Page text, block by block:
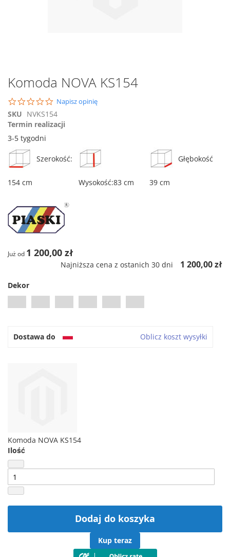
Przejdź
na
początek
galerii
Komoda NOVA KS154
0.0
star
rating
Napisz opinię
SKU NVKS154
Termin realizacji
3-5 tygodni
Szerokość:
154 cm Wysokość:83 cm
Głębokość
39 cm
Już od 1 200,00 zł
Najniższa cena z ostanich 30 dni 1 200,00 zł
Dekor
Dostawa do Oblicz koszt wysyłki
Komoda NOVA KS154
Ilość
Dodaj do koszyka
Kup teraz